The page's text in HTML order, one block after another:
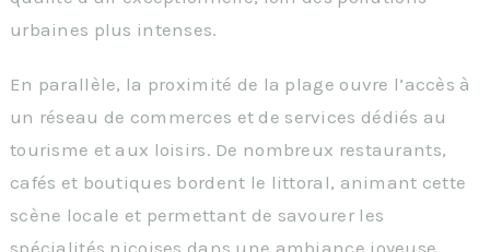
urbaines plus intenses.
En parallèle, la proximité de la plage ouvre l’accès à
un réseau de commerces et de services dédiés au
tourisme et aux loisirs. De nombreux restaurants,
cafés et boutiques bordent le littoral, animant cette
scène locale et permettant de savourer les
spécialités niçoises dans une ambiance joyeuse.